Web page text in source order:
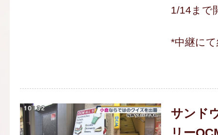
1/14まで
*中継に
サンド